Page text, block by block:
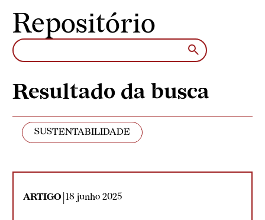
Repositório
Resultado da busca
SUSTENTABILIDADE
ARTIGO 18 junho 2025